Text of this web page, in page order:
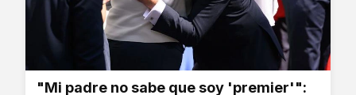
"Mi padre no sabe que soy 'premier'":